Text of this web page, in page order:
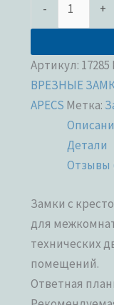
- +
Артикул: 17285
ВРЕЗНЫЕ
APECS Метка:
Детали
Отзывы
Замки с
для
технических
помещений.
Ответная